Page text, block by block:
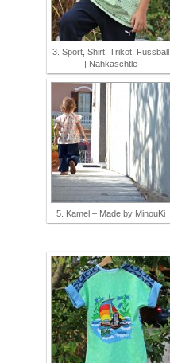
3. Sport, Shirt, Trikot, Fussball
| Nähkäschtle
5. Kamel – Made by MinouKi